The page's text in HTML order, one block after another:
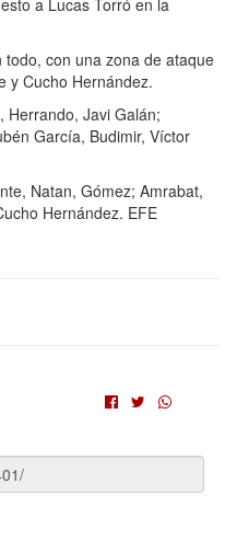
con una zona de ataque
y Cucho Hernández.
Herrando, Javi Galán;
García, Budimir, Víctor
Natan, Gómez; Amrabat,
Hernández. EFE